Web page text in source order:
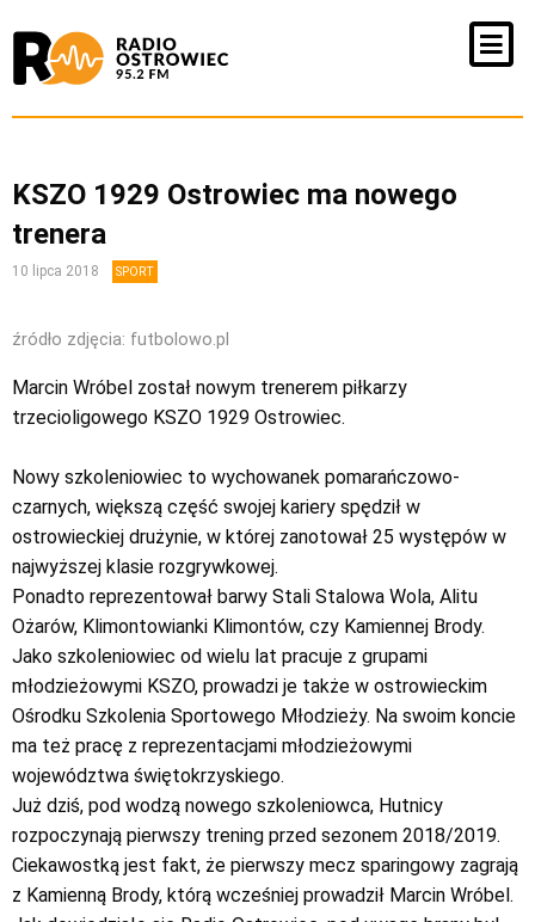
KSZO 1929 Ostrowiec ma nowego
trenera
10 lipca 2018 SPORT
źródło zdjęcia: futbolowo.pl
Marcin Wróbel został nowym trenerem piłkarzy
trzecioligowego KSZO 1929 Ostrowiec.
Nowy szkoleniowiec to wychowanek pomarańczowo-
czarnych, większą część swojej kariery spędził w
ostrowieckiej drużynie, w której zanotował 25 występów w
najwyższej klasie rozgrywkowej.
Ponadto reprezentował barwy Stali Stalowa Wola, Alitu
Ożarów, Klimontowianki Klimontów, czy Kamiennej Brody.
Jako szkoleniowiec od wielu lat pracuje z grupami
młodzieżowymi KSZO, prowadzi je także w ostrowieckim
Ośrodku Szkolenia Sportowego Młodzieży. Na swoim koncie
ma też pracę z reprezentacjami młodzieżowymi
województwa świętokrzyskiego.
Już dziś, pod wodzą nowego szkoleniowca, Hutnicy
rozpoczynają pierwszy trening przed sezonem 2018/2019.
Ciekawostką jest fakt, że pierwszy mecz sparingowy zagrają
z Kamienną Brody, którą wcześniej prowadził Marcin Wróbel.